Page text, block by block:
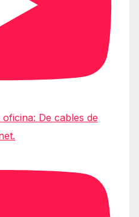
De cables de